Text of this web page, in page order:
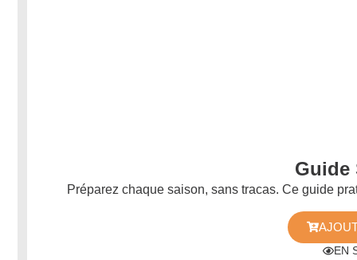
Guide
Préparez chaque saison, sans tracas. Ce guide
EN